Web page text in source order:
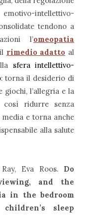
intellettivo-
tendono a
l’omeopatia
rimedio adatto al
sfera intellettivo-
: torna il desiderio di
giochi, l’allegria e la
così ridurre senza
e torna anche
alla salute
Eva Roos. Do
and the
in the bedroom
sleep